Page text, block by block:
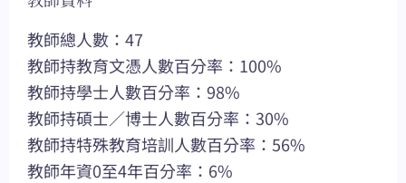
教師總人數：47
教師持教育文憑人數百分率：100%
教師持學士人數百分率：98%
教師持碩士／博士人數百分率：30%
教師持特殊教育培訓人數百分率：56%
教師年資0至4年百分率：6%